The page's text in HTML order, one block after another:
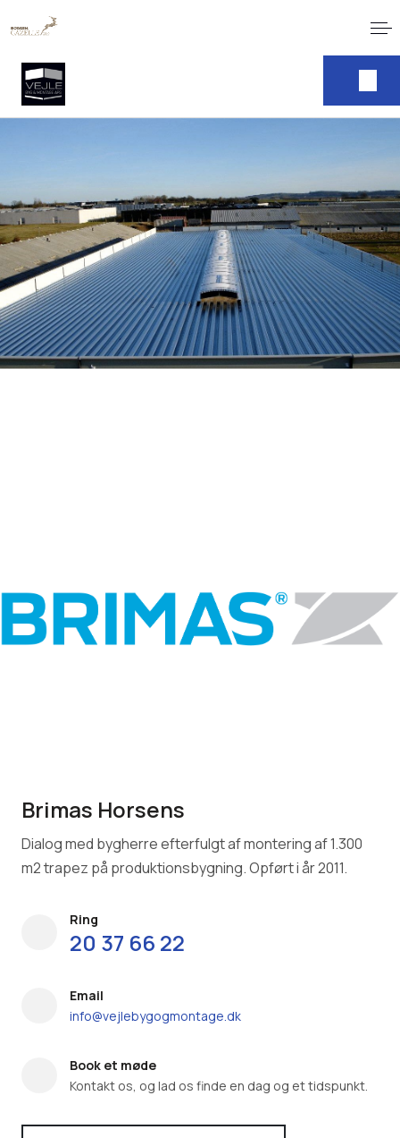
Brimas Horsens
Dialog med bygherre efterfulgt af montering af 1.300
m2 trapez på produktionsbygning. Opført i år 2011.
Ring
20 37 66 22
Email
info@vejlebygogmontage.dk
Book et møde
Kontakt os, og lad os finde en dag og et tidspunkt.